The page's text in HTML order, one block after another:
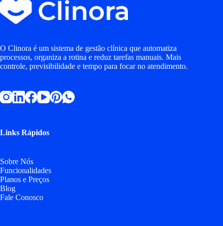
O Clinora é um sistema de gestão clínica que automatiza
processos, organiza a rotina e reduz tarefas manuais. Mais
controle, previsibilidade e tempo para focar no atendimento.
Links Rápidos
Sobre Nós
Funcionalidades
Planos e Preços
Blog
Fale Conosco